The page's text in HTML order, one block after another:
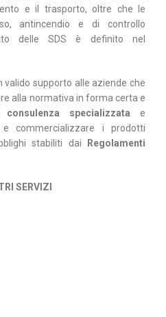
e il trasporto, oltre che le
antincendio e di controllo
delle SDS è definito nel
valido supporto alle aziende che
alla normativa in forma certa e
consulenza specializzatae
commercializzare i prodotti
stabiliti dai
Regolamenti
SERVIZI